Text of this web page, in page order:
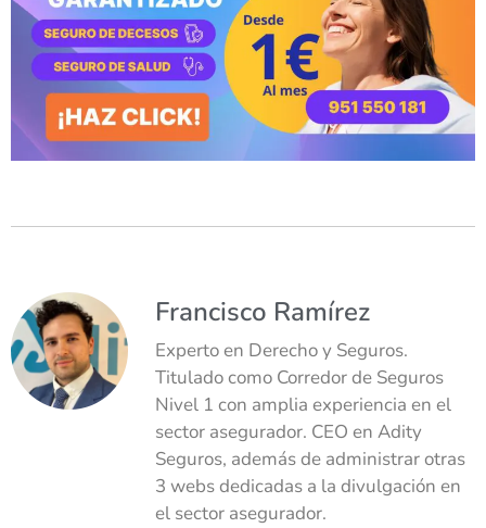
Francisco Ramírez
Experto en Derecho y Seguros.
Titulado como Corredor de Seguros
Nivel 1 con amplia experiencia en el
sector asegurador. CEO en Adity
Seguros, además de administrar otras
3 webs dedicadas a la divulgación en
el sector asegurador.